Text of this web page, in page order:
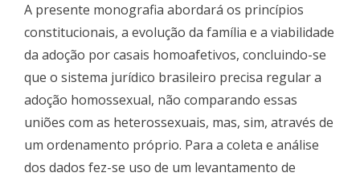
A presente monografia abordará os princípios
constitucionais, a evolução da família e a viabilidade
da adoção por casais homoafetivos, concluindo-se
que o sistema jurídico brasileiro precisa regular a
adoção homossexual, não comparando essas
uniões com as heterossexuais, mas, sim, através de
um ordenamento próprio. Para a coleta e análise
dos dados fez-se uso de um levantamento de